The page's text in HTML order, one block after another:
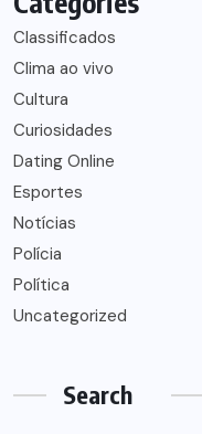
Classificados
Clima ao vivo
Cultura
Curiosidades
Dating Online
Esportes
Notícias
Polícia
Política
Uncategorized
Search